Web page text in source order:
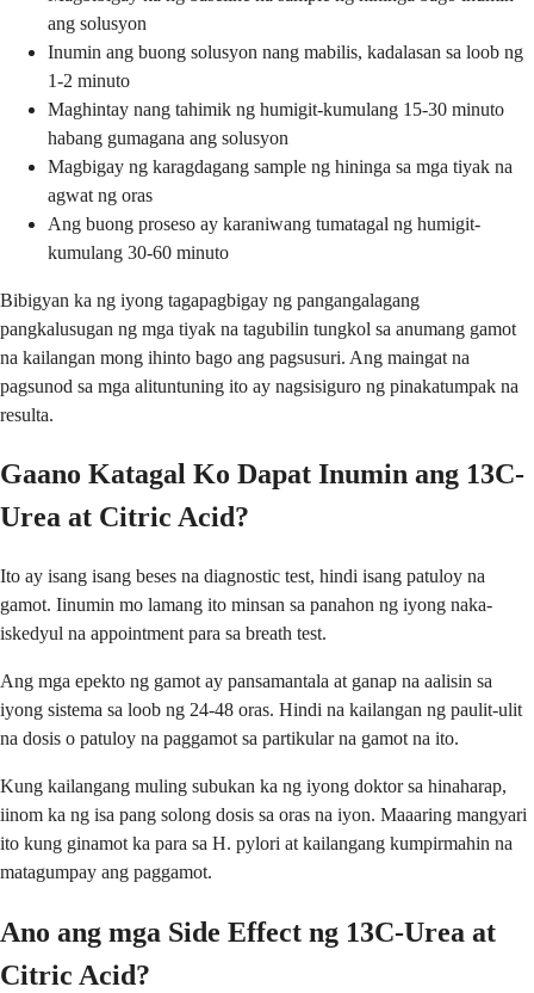
ang solusyon
Inumin ang buong solusyon nang mabilis, kadalasan sa loob ng
1-2 minuto
Maghintay nang tahimik ng humigit-kumulang 15-30 minuto
habang gumagana ang solusyon
Magbigay ng karagdagang sample ng hininga sa mga tiyak na
agwat ng oras
Ang buong proseso ay karaniwang tumatagal ng humigit-
kumulang 30-60 minuto
Bibigyan ka ng iyong tagapagbigay ng pangangalagang
pangkalusugan ng mga tiyak na tagubilin tungkol sa anumang gamot
na kailangan mong ihinto bago ang pagsusuri. Ang maingat na
pagsunod sa mga alituntuning ito ay nagsisiguro ng pinakatumpak na
resulta.
Gaano Katagal Ko Dapat Inumin ang 13C-
Urea at Citric Acid?
Ito ay isang isang beses na diagnostic test, hindi isang patuloy na
gamot. Iinumin mo lamang ito minsan sa panahon ng iyong naka-
iskedyul na appointment para sa breath test.
Ang mga epekto ng gamot ay pansamantala at ganap na aalisin sa
iyong sistema sa loob ng 24-48 oras. Hindi na kailangan ng paulit-ulit
na dosis o patuloy na paggamot sa partikular na gamot na ito.
Kung kailangang muling subukan ka ng iyong doktor sa hinaharap,
iinom ka ng isa pang solong dosis sa oras na iyon. Maaaring mangyari
ito kung ginamot ka para sa H. pylori at kailangang kumpirmahin na
matagumpay ang paggamot.
Ano ang mga Side Effect ng 13C-Urea at
Citric Acid?